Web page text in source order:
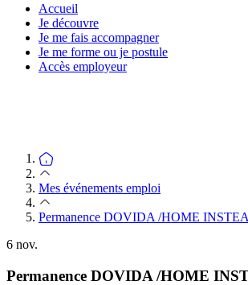
Accueil
Je découvre
Je me fais accompagner
Je me forme ou je postule
Accès employeur
Mes événements emploi
Permanence DOVIDA /HOME
6 nov.
Permanence DOVIDA /HOME